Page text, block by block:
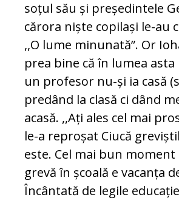
soțul său și președintele
cărora niște copilași le-au
,,O lume minunată”. Or
prea bine că în lumea
un profesor nu-și ia casă
predând la clasă ci dând
acasă. ,,Ați ales cel mai
le-a reproșat Ciucă
este. Cel mai bun
grevă în școală e vacanța
Încântată de legile